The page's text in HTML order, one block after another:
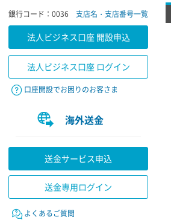
銀行コード：0036 支店名・支店番号一覧
法人ビジネス口座 開設申込
法人ビジネス口座 ログイン
口座開設でお困りのお客さま
海外送金
送金サービス申込
送金専用ログイン
よくあるご質問